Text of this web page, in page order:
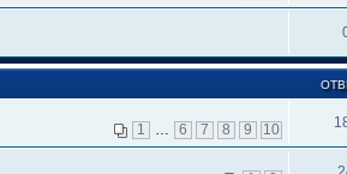
1 6 7 8 9 10